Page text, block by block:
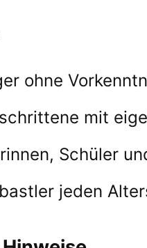
ohne
mit
Schüler
jeden